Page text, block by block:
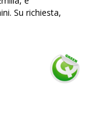
famiglie
Su richiesta,